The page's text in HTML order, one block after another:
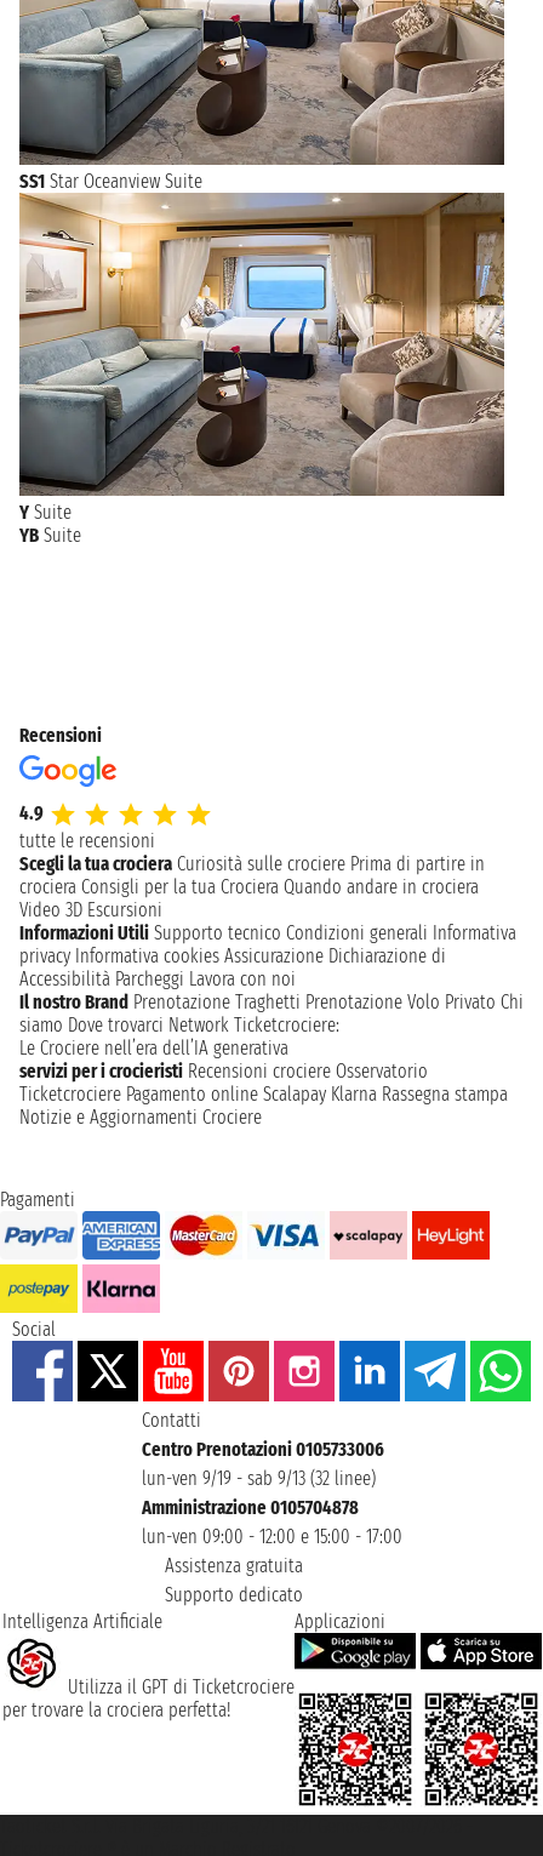
SS1 Star Oceanview Suite
Y Suite
YB Suite
Recensioni
4.9
tutte le recensioni
Scegli la tua crociera Curiosità sulle crociere Prima di partire in
crociera Consigli per la tua Crociera Quando andare in crociera
Video 3D Escursioni
Informazioni Utili Supporto tecnico Condizioni generali Informativa
privacy Informativa cookies Assicurazione Dichiarazione di
Accessibilità Parcheggi Lavora con noi
Il nostro Brand Prenotazione Traghetti Prenotazione Volo Privato Chi
siamo Dove trovarci Network Ticketcrociere:
Le Crociere nell’era dell’IA generativa
servizi per i crocieristi Recensioni crociere Osservatorio
Ticketcrociere Pagamento online Scalapay Klarna Rassegna stampa
Notizie e Aggiornamenti Crociere
Pagamenti
Social
Contatti
Centro Prenotazioni 0105733006
lun-ven 9/19 - sab 9/13 (32 linee)
Amministrazione 0105704878
lun-ven 09:00 - 12:00 e 15:00 - 17:00
Assistenza gratuita
Supporto dedicato
Intelligenza Artificiale
Utilizza il GPT di Ticketcrociere
per trovare la crociera perfetta!
Applicazioni